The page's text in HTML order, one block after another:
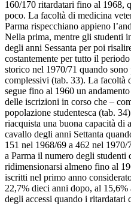
160/170 ritardatari fino al 1968,
poco. La facoltà di medicina
Parma rispecchiano appieno
Nella prima, mentre gli studenti
degli anni Sessanta per poi
costantemente per tutto il
storico nel 1970/71 quando
complessivi (tab. 33). La facoltà
segue fino al 1960 un
delle iscrizioni in corso che –
popolazione studentesca (tab.
riacquista una buona capacità di
cavallo degli anni Settanta
151 nel 1968/69 a 462 nel
a Parma il numero degli studenti
ridimensionarsi almeno fino al
iscritti nel primo anno
22,7% dieci anni dopo, al
degli accessi quando i ritardatari